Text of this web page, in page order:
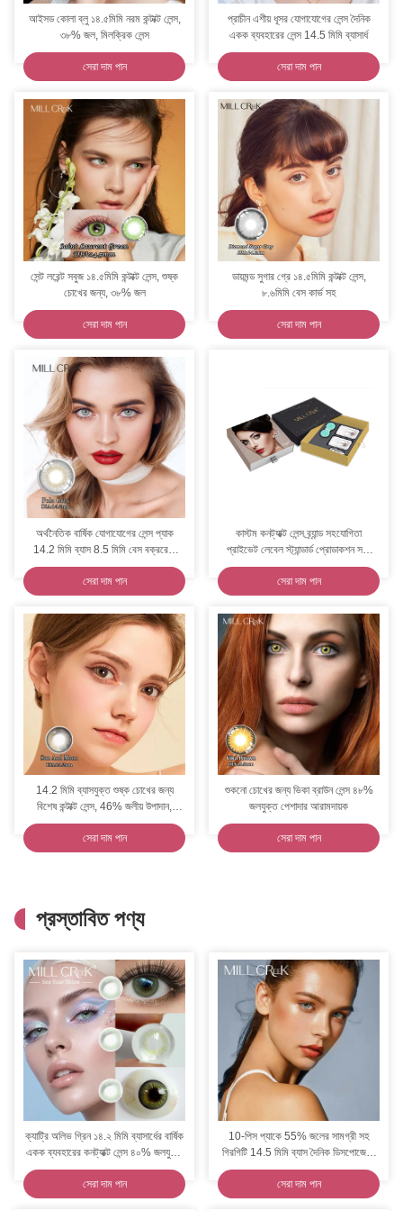
আইসড কোলা ব্লু ১৪.৫মিমি নরম কন্টাক্ট লেন্স,
৩৮% জল, মিলক্রিক লেন্স
সেরা দাম পান
প্রাচীন এশীয় ধূসর যোগাযোগের লেন্স দৈনিক
একক ব্যবহারের লেন্স 14.5 মিমি ব্যাসার্ধ
সেরা দাম পান
সেন্ট লরেন্ট সবুজ ১৪.৫মিমি কন্টাক্ট লেন্স, শুষ্ক
চোখের জন্য, ৩৮% জল
সেরা দাম পান
ডায়মন্ড সুগার গ্রে ১৪.৫মিমি কন্টাক্ট লেন্স,
৮.৬মিমি বেস কার্ভ সহ
সেরা দাম পান
অর্থনৈতিক বার্ষিক যোগাযোগের লেন্স প্যাক
14.2 মিমি ব্যাস 8.5 মিমি বেস বক্ররেখা
3/5/6/10 জোড়া
সেরা দাম পান
কাস্টম কনট্যাক্ট লেন্স ব্র্যান্ড সহযোগিতা
প্রাইভেট লেবেল স্ট্যান্ডার্ড প্রোডাকশন সঙ্গে
সৃজনশীল
সেরা দাম পান
14.2 মিমি ব্যাসযুক্ত শুষ্ক চোখের জন্য
বিশেষ কন্টাক্ট লেন্স, 46% জলীয় উপাদান,
অতিবেগুনি রশ্মি সুরক্ষা, সিই
সেরা দাম পান
শুকনো চোখের জন্য ভিকা ব্রাউন লেন্স ৪৮%
জলযুক্ত পেশাদার আরামদায়ক
সেরা দাম পান
প্রস্তাবিত পণ্য
ক্যাট্রি অলিভ গ্রিন ১৪.২ মিমি ব্যাসার্ধের বার্ষিক
একক ব্যবহারের কনট্যাক্ট লেন্স ৪০% জলযুক্ত
সিই আইএসও সার্টিফাইড
সেরা দাম পান
10-পিস প্যাকে 55% জলের সামগ্রী সহ
গিরগিটি 14.5 মিমি ব্যাস দৈনিক ডিসপোজেবল
কন্টাক্ট লেন্স
সেরা দাম পান